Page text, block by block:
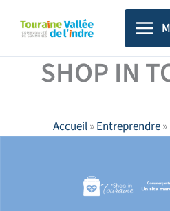
principal
SHOP IN
Accueil»Entreprendre»